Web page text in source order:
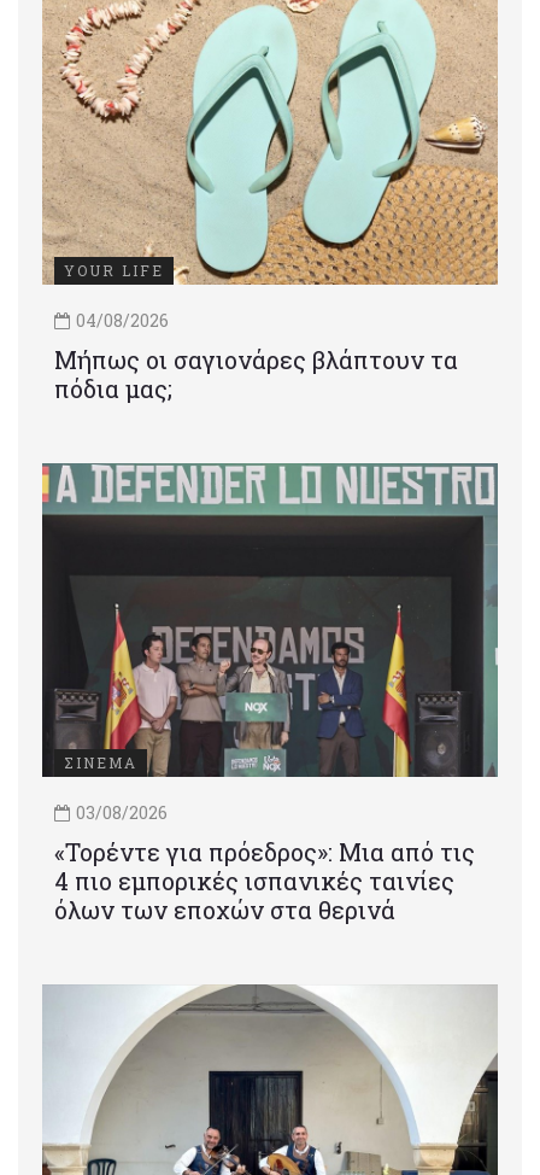
YOUR LIFE
04/08/2026
Μήπως οι σαγιονάρες βλάπτουν τα
πόδια μας;
ΣΙΝΕΜΑ
03/08/2026
«Τορέντε για πρόεδρος»: Mια από τις
4 πιο εμπορικές ισπανικές ταινίες
όλων των εποχών στα θερινά